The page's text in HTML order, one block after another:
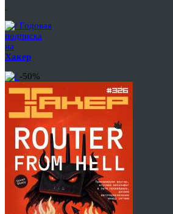
Годовая
подписка
на
Хакер
-50%